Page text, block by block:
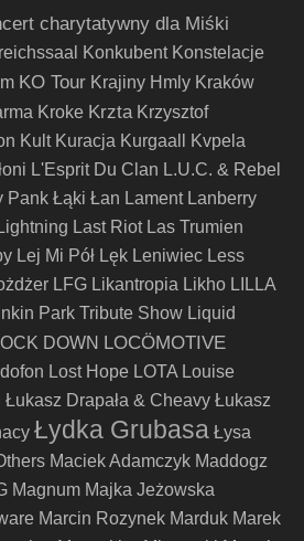
charytatywny dla Miśki
Konkubent Konstelacje
KO Tour Krajiny Hmly Kraków
Kroke Krzta Krzysztof
Kult Kuracja Kurgaall
Kvpela
L'Esprit Du Clan L.U.C. & Rebel
Pank Łąki Łan Lament Lanberry
Last Riot Las Trumien
Lej Mi Pół Lęk Leniwiec Less
LFG Likantropia Likho LILLA
Park Tribute Show Liquid
DOWN LOCÖMOTIVE
Lost Hope LOTA Louise
Łukasz Drapała & Cheavy Łukasz
Łydka Grubasa Łysa
Maciek Adamczyk Maddogz
Magnum Majka Jeżowska
Marcin Rozynek Marduk Marek